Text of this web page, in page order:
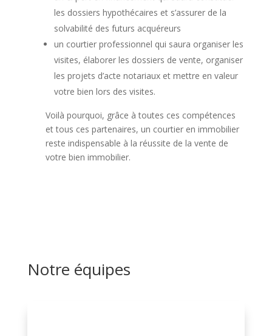
les dossiers hypothécaires et s’assurer de la
solvabilité des futurs acquéreurs
un courtier professionnel qui saura organiser les
visites, élaborer les dossiers de vente, organiser
les projets d’acte notariaux et mettre en valeur
votre bien lors des visites.
Voilà pourquoi, grâce à toutes ces compétences
et tous ces partenaires, un courtier en immobilier
reste indispensable à la réussite de la vente de
votre bien immobilier.
Notre équipes